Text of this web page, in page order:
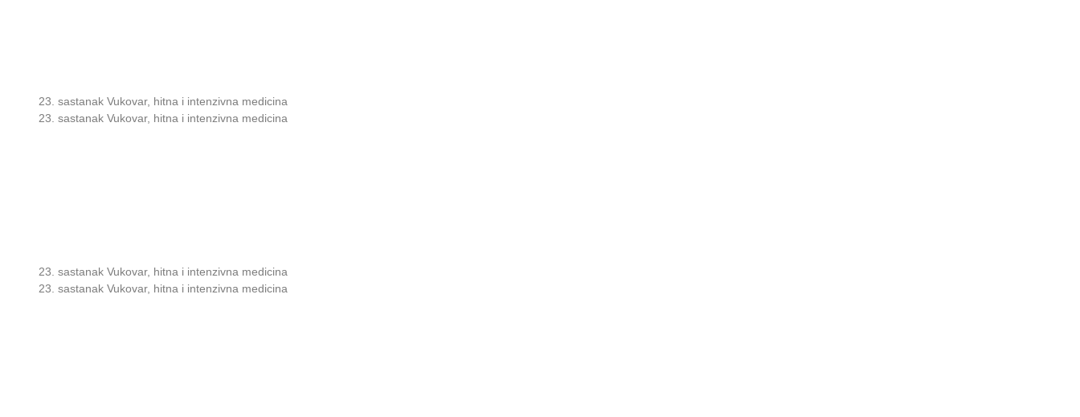
23. sastanak Vukovar, hitna i intenzivna medicina
23. sastanak Vukovar, hitna i intenzivna medicina
23. sastanak Vukovar, hitna i intenzivna medicina
23. sastanak Vukovar, hitna i intenzivna medicina